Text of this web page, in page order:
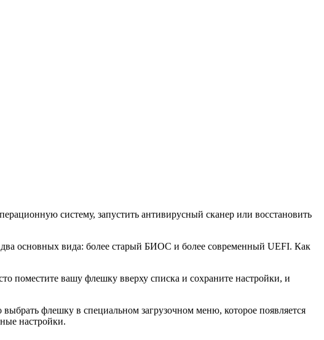
систему, запустить антивирусный сканер или восстановить
два основных вида: более старый БИОС и более современный UEFI. Как
поместите вашу флешку вверху списка и сохраните настройки, и
флешку в специальном загрузочном меню, которое появляется
настройки.